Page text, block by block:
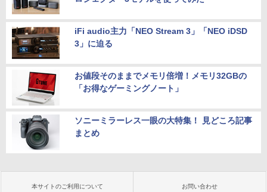
iFi audio主力「NEO Stream 3」「NEO iDSD
3」に迫る
お値段そのままでメモリ倍増！メモリ32GBの
「お得なゲーミングノート」
ソニーミラーレス一眼の大特集！ 見どころ記事
まとめ
本サイトのご利用について お問い合わせ